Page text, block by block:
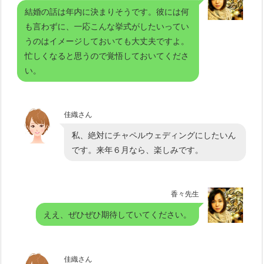
結婚の話は年内に決まりそうです。彼には何
も言わずに、一応こんな挙式がしたいってい
うのはイメージしておいても大丈夫ですよ。
忙しくなると思うので覚悟しておいてくださ
い。
佳織さん
私、絶対にチャペルウェディングにしたいん
です。来年６月なら、楽しみです。
香々先生
ええ、ぜひぜひ期待していてください。
佳織さん